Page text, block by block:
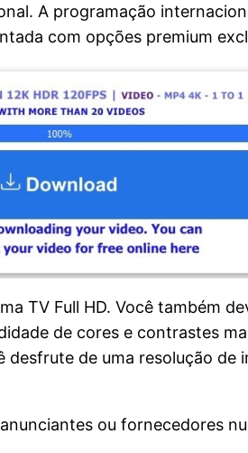
A programação
com opções premium
TV Full HD. Você também
de cores e contrastes
de uma resolução de
ou fornecedores